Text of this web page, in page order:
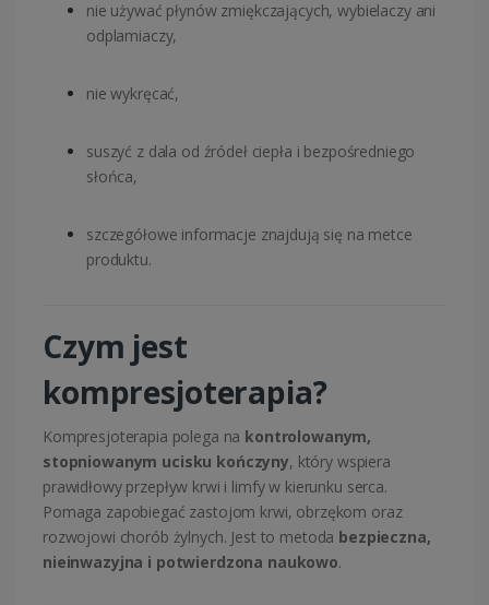
nie używać płynów zmiękczających, wybielaczy ani
odplamiaczy,
nie wykręcać,
suszyć z dala od źródeł ciepła i bezpośredniego
słońca,
szczegółowe informacje znajdują się na metce
produktu.
Czym jest
kompresjoterapia?
Kompresjoterapia polega na kontrolowanym,
stopniowanym ucisku kończyny, który wspiera
prawidłowy przepływ krwi i limfy w kierunku serca.
Pomaga zapobiegać zastojom krwi, obrzękom oraz
rozwojowi chorób żylnych. Jest to metoda bezpieczna,
nieinwazyjna i potwierdzona naukowo.